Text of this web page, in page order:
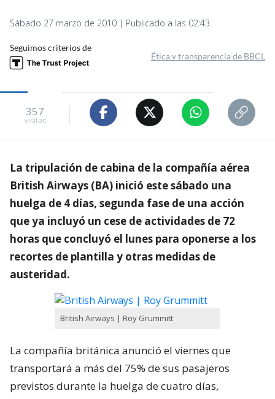
Sábado 27 marzo de 2010 | Publicado a las 02:43
Seguimos criterios de
Ética y transparencia de BBCL
357
visitas
La tripulación de cabina de la compañía aérea
British Airways (BA) inició este sábado una
huelga de 4 días, segunda fase de una acción
que ya incluyó un cese de actividades de 72
horas que concluyó el lunes para oponerse a los
recortes de plantilla y otras medidas de
austeridad.
British Airways | Roy Grummitt
La compañía británica anunció el viernes que
transportará a más del 75% de sus pasajeros
previstos durante la huelga de cuatro días,